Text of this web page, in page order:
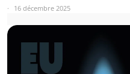
16 décembre 2025